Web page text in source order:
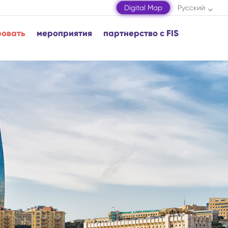
Digital Map Русский
в Азербайджане
Загатала
Мингячевир
дизайнеры
мероприятия партнерство с FIS